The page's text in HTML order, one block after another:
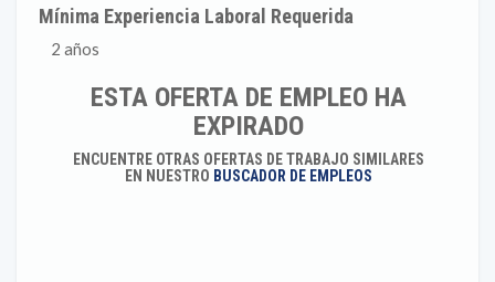
Mínima Experiencia Laboral Requerida
2 años
ESTA OFERTA DE EMPLEO HA
EXPIRADO
ENCUENTRE OTRAS OFERTAS DE TRABAJO SIMILARES
EN NUESTRO BUSCADOR DE EMPLEOS